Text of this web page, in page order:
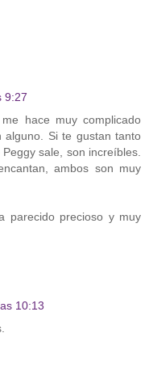
9:27
hace muy complicado
alguno. Si te gustan tanto
sale, son increíbles.
ambos son muy
parecido precioso y muy
10:13